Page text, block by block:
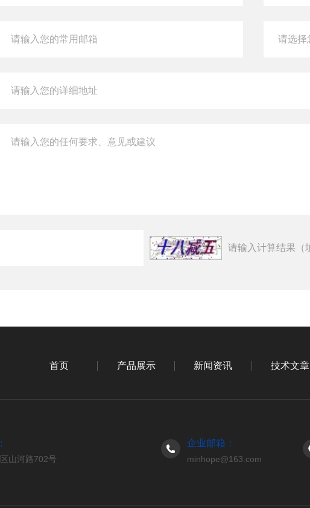
请输入计算结果（
首页 产品展示 新闻资讯 技术文章
山河路702号
企业邮箱：
minhope@163.com